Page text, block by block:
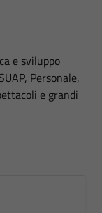
e sviluppo
Personale,
e grandi